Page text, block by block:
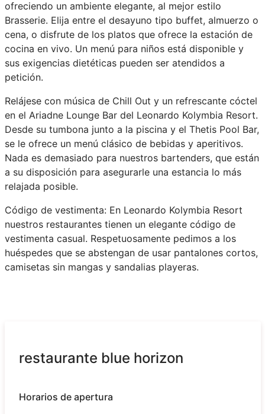
ofreciendo un ambiente elegante, al mejor estilo
Brasserie. Elija entre el desayuno tipo buffet, almuerzo o
cena, o disfrute de los platos que ofrece la estación de
cocina en vivo. Un menú para niños está disponible y
sus exigencias dietéticas pueden ser atendidos a
petición.
Relájese con música de Chill Out y un refrescante cóctel
en el Ariadne Lounge Bar del Leonardo Kolymbia Resort.
Desde su tumbona junto a la piscina y el Thetis Pool Bar,
se le ofrece un menú clásico de bebidas y aperitivos.
Nada es demasiado para nuestros bartenders, que están
a su disposición para asegurarle una estancia lo más
relajada posible.
Código de vestimenta: En Leonardo Kolymbia Resort
nuestros restaurantes tienen un elegante código de
vestimenta casual. Respetuosamente pedimos a los
huéspedes que se abstengan de usar pantalones cortos,
camisetas sin mangas y sandalias playeras.
restaurante blue horizon
Horarios de apertura